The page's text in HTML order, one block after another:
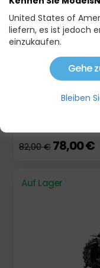
Auf Lager
82,00 € 78,00 €
Auf Lager
United States of
liefern, es ist jedoch
einzukaufen.
Gehe
Bleiben